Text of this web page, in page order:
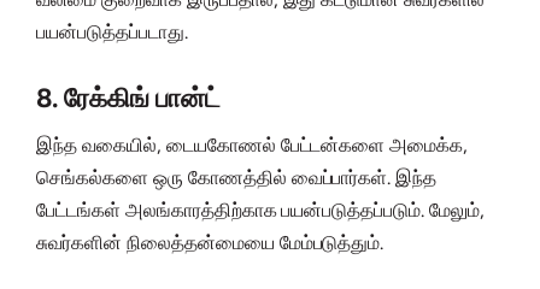
பயன்படுத்தப்படாது.
8. ரேக்கிங் பான்ட்
இந்த வகையில், டையகோணல் பேட்டன்களை அமைக்க,
செங்கல்களை ஒரு கோணத்தில் வைப்பார்கள். இந்த
பேட்டங்கள் அலங்காரத்திற்காக பயன்படுத்தப்படும். மேலும்,
சுவர்களின் நிலைத்தன்மையை மேம்படுத்தும்.